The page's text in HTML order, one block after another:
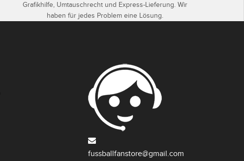
Grafikhilfe, Umtauschrecht und Express-Lieferung. Wir
haben für jedes Problem eine Lösung.
fussballfanstore@gmail.com